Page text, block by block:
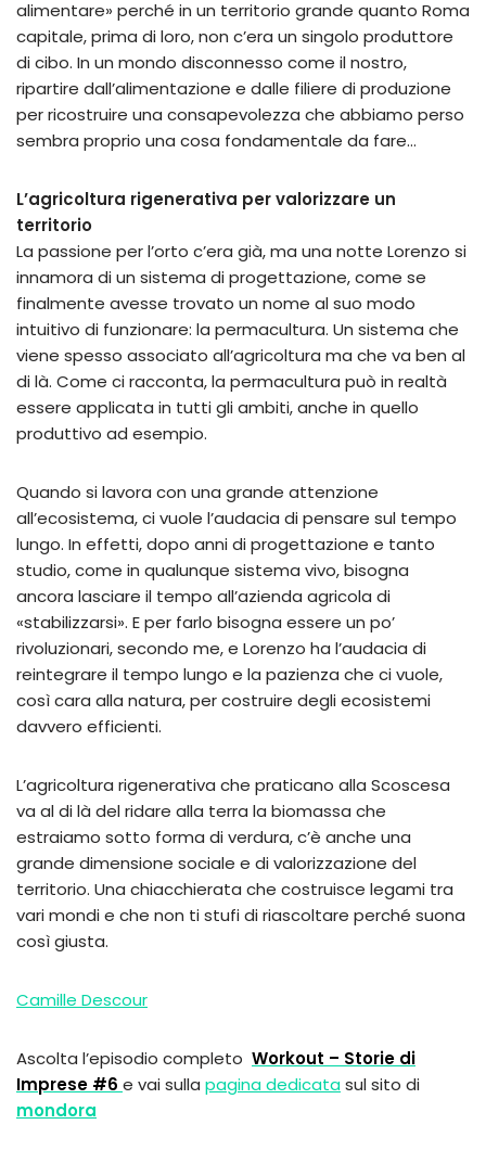
alimentare» perché in un territorio grande quanto Roma
capitale, prima di loro, non c’era un singolo produttore
di cibo. In un mondo disconnesso come il nostro,
ripartire dall’alimentazione e dalle filiere di produzione
per ricostruire una consapevolezza che abbiamo perso
sembra proprio una cosa fondamentale da fare…
L’agricoltura rigenerativa per valorizzare un
territorio
La passione per l’orto c’era già, ma una notte Lorenzo si
innamora di un sistema di progettazione, come se
finalmente avesse trovato un nome al suo modo
intuitivo di funzionare: la permacultura. Un sistema che
viene spesso associato all’agricoltura ma che va ben al
di là. Come ci racconta, la permacultura può in realtà
essere applicata in tutti gli ambiti, anche in quello
produttivo ad esempio.
Quando si lavora con una grande attenzione
all’ecosistema, ci vuole l’audacia di pensare sul tempo
lungo. In effetti, dopo anni di progettazione e tanto
studio, come in qualunque sistema vivo, bisogna
ancora lasciare il tempo all’azienda agricola di
«stabilizzarsi». E per farlo bisogna essere un po’
rivoluzionari, secondo me, e Lorenzo ha l’audacia di
reintegrare il tempo lungo e la pazienza che ci vuole,
così cara alla natura, per costruire degli ecosistemi
davvero efficienti.
L’agricoltura rigenerativa che praticano alla Scoscesa
va al di là del ridare alla terra la biomassa che
estraiamo sotto forma di verdura, c’è anche una
grande dimensione sociale e di valorizzazione del
territorio. Una chiacchierata che costruisce legami tra
vari mondi e che non ti stufi di riascoltare perché suona
così giusta.
Camille Descour
Ascolta l’episodio completo Workout – Storie di
Imprese #6 e vai sulla pagina dedicatasul sito di
mondora